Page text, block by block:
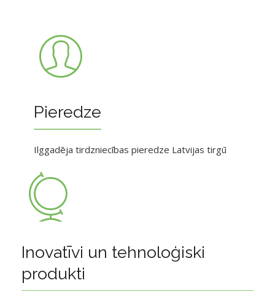
Pieredze
Ilggadēja tirdzniecības pieredze Latvijas tirgū
Inovatīvi un tehnoloģiski
produkti